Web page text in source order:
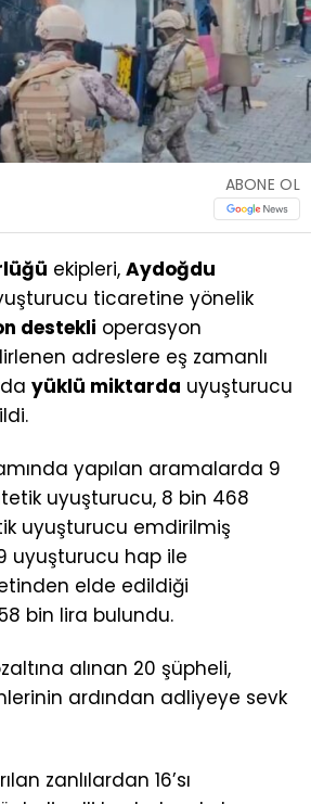
ABONE OL
ekipleri, Aydoğdu
ticaretine yönelik
destekli operasyon
adreslere eş zamanlı
yüklü miktarda uyuşturucu
yapılan aramalarda 9
uyuşturucu, 8 bin 468
uyuşturucu emdirilmiş
uyuşturucu hap ile
elde edildiği
bin lira bulundu.
alınan 20 şüpheli,
ardından adliyeye sevk
zanlılardan 16’sı